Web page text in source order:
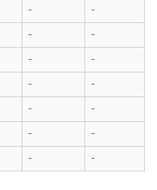
- -
- -
- -
- -
- -
- -
- -